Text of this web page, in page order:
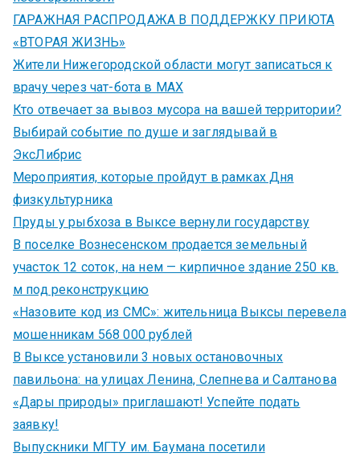
ГАРАЖНАЯ РАСПРОДАЖА В ПОДДЕРЖКУ ПРИЮТА
«ВТОРАЯ ЖИЗНЬ»
Жители Нижегородской области могут записаться к
врачу через чат-бота в MAX
Кто отвечает за вывоз мусора на вашей территории?
Выбирай событие по душе и заглядывай в
ЭксЛибрис
Мероприятия, которые пройдут в рамках Дня
физкультурника
Пруды у рыбхоза в Выксе вернули государству
В поселке Вознесенском продается земельный
участок 12 соток, на нем — кирпичное здание 250 кв.
м под реконструкцию
«Назовите код из СМС»: жительница Выксы перевела
мошенникам 568 000 рублей
В Выксе установили 3 новых остановочных
павильона: на улицах Ленина, Слепнева и Салтанова
«Дары природы» приглашают! Успейте подать
заявку!
Выпускники МГТУ им. Баумана посетили